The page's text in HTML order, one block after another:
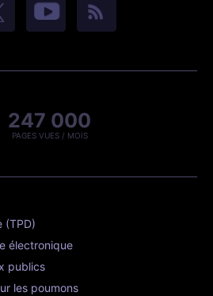
247 000
PAGES VUES / MOIS
(TPD)
électronique
publics
les poumons